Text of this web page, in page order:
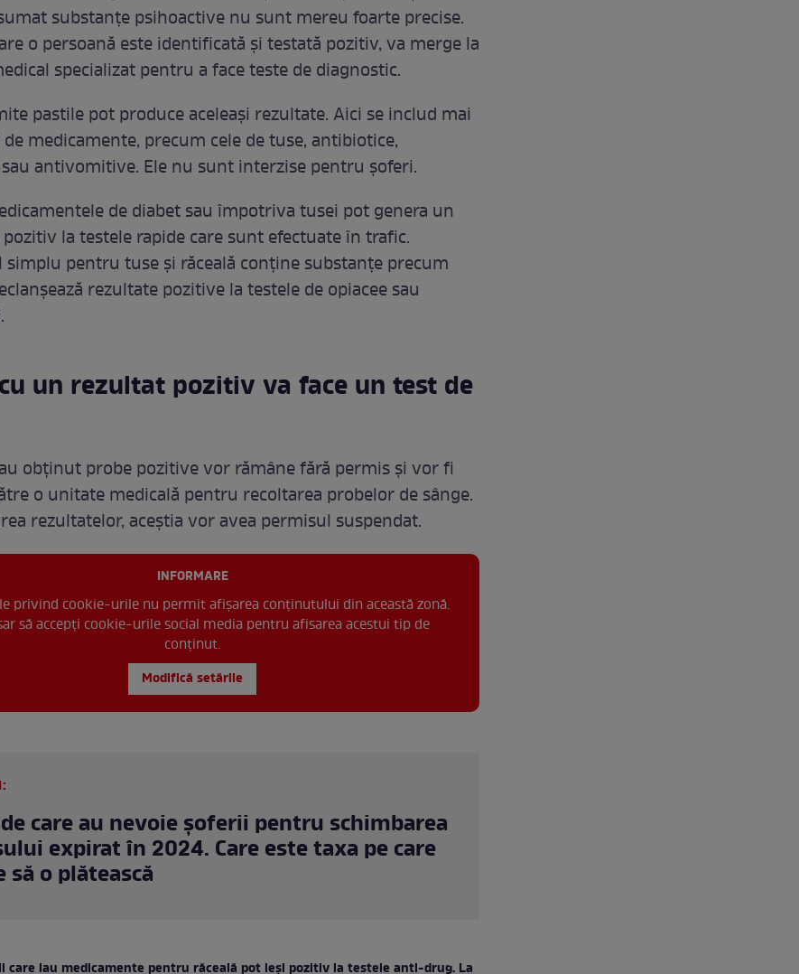
substanțe psihoactive nu sunt mereu foarte precise.
o persoană este identificată și testată pozitiv, va merge la
specializat pentru a face teste de diagnostic.
pastile pot produce aceleași rezultate. Aici se includ mai
medicamente, precum cele de tuse, antibiotice,
antivomitive. Ele nu sunt interzise pentru șoferi.
de diabet sau împotriva tusei pot genera un
la testele rapide care sunt efectuate în trafic.
pentru tuse și răceală conține substanțe precum
rezultate pozitive la testele de opiacee sau
un rezultat pozitiv va face un test de
obținut probe pozitive vor rămâne fără permis și vor fi
o unitate medicală pentru recoltarea probelor de sânge.
rezultatelor, aceștia vor avea permisul suspendat.
INFORMARE
privind cookie-urile nu permit afișarea conținutului din această zonă.
să accepți cookie-urile social media pentru afisarea acestui tip de
conținut.
Modifică setările
care au nevoie șoferii pentru schimbarea
expirat în 2024. Care este taxa pe care
o plătească
care iau medicamente pentru răceală pot ieși pozitiv la testele anti-drug. La